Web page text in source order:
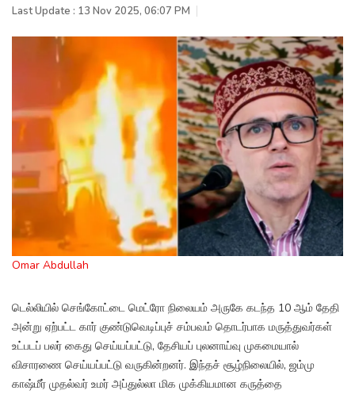
Last Update : 13 Nov 2025, 06:07 PM
Omar Abdullah
டெல்லியில் செங்கோட்டை மெட்ரோ நிலையம் அருகே கடந்த 10 ஆம் தேதி
அன்று ஏற்பட்ட கார் குண்டுவெடிப்புச் சம்பவம் தொடர்பாக மருத்துவர்கள்
உட்படப் பலர் கைது செய்யப்பட்டு, தேசியப் புலனாய்வு முகமையால்
விசாரணை செய்யப்பட்டு வருகின்றனர். இந்தச் சூழ்நிலையில், ஜம்மு
காஷ்மீர் முதல்வர் உமர் அப்துல்லா மிக முக்கியமான கருத்தை